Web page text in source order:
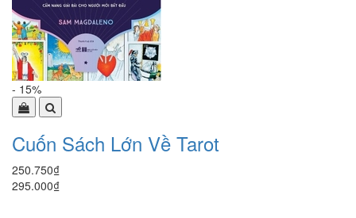
- 15%
Cuốn Sách Lớn Về Tarot
250.750₫
295.000₫